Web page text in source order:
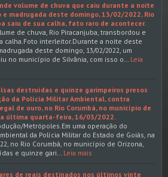
volume de chuva que caiu durante a noite
e madrugada deste domingo, 13/02/2022, Rio
saiu de sua calha, fato raro de acontecer.
de chuva, Rio Piracanjuba, transbordou e
calha.Foto interleitor.Durante a noite deste
deste domingo, 13/02/2022, um
no município de Silvânia, com isso o… Leia
destruídas e quinze garimpeiros presos
da Polícia Militar Ambiental, contra
de ouro, no Rio Corumbá, no município de
última quarta-feira, 16/03/2022.
Metrópoles.Em uma operação do
da Polícia Militar do Estado de Goiás, na
no Rio Corumbá, no município de Orizona,
e quinze gari… Leia mais
de reais destinados nos últimos vinte